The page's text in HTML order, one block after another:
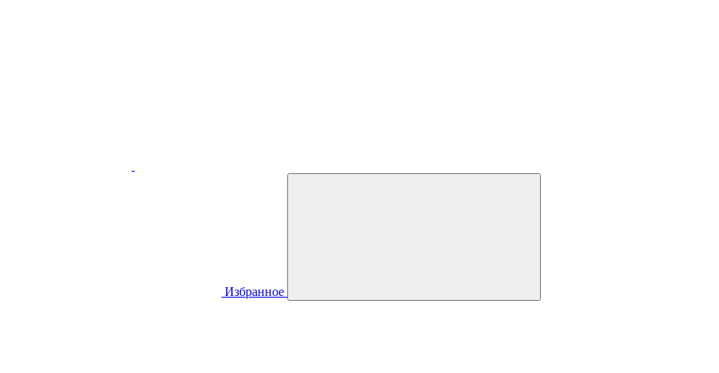
Избранное